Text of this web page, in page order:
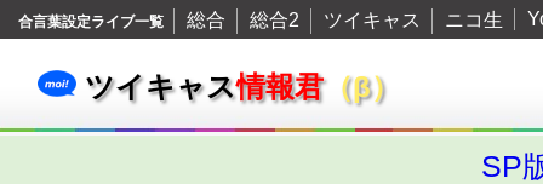
合言葉設定ライブ一覧 総合 総合2 ツイキャス ニコ生
ツイキャス情報君（β）
SP